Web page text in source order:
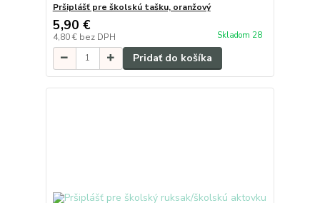
Pršiplášť pre školskú tašku, oranžový
5,90 €
4,80 € bez DPH Skladom 28
Pridať do košíka